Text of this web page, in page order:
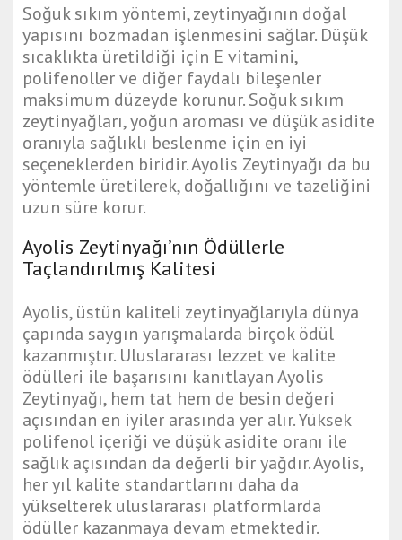
Soğuk sıkım yöntemi, zeytinyağının doğal
yapısını bozmadan işlenmesini sağlar. Düşük
sıcaklıkta üretildiği için E vitamini,
polifenoller ve diğer faydalı bileşenler
maksimum düzeyde korunur. Soğuk sıkım
zeytinyağları, yoğun aroması ve düşük asidite
oranıyla sağlıklı beslenme için en iyi
seçeneklerden biridir. Ayolis Zeytinyağı da bu
yöntemle üretilerek, doğallığını ve tazeliğini
uzun süre korur.
Ayolis Zeytinyağı’nın Ödüllerle
Taçlandırılmış Kalitesi
Ayolis, üstün kaliteli zeytinyağlarıyla dünya
çapında saygın yarışmalarda birçok ödül
kazanmıştır. Uluslararası lezzet ve kalite
ödülleri ile başarısını kanıtlayan Ayolis
Zeytinyağı, hem tat hem de besin değeri
açısından en iyiler arasında yer alır. Yüksek
polifenol içeriği ve düşük asidite oranı ile
sağlık açısından da değerli bir yağdır. Ayolis,
her yıl kalite standartlarını daha da
yükselterek uluslararası platformlarda
ödüller kazanmaya devam etmektedir.